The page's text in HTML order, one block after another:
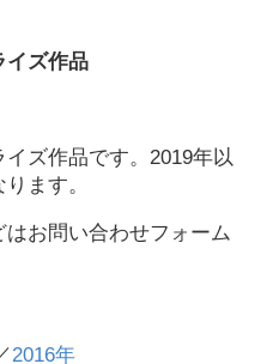
イズ作品
ズ作品です。2019年以
ます。
お問い合わせフォーム
2016年